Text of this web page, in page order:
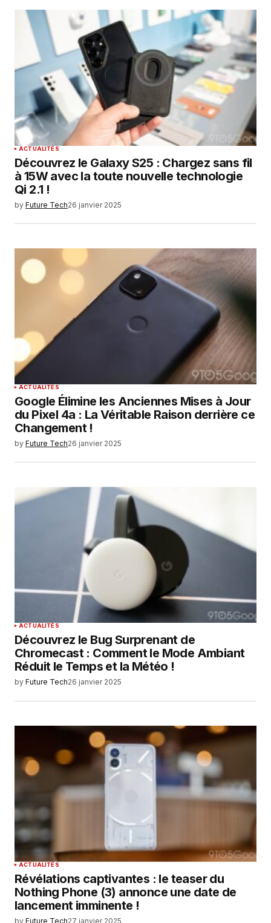
Your E-mail*
Enregistrer mon nom, mon e-mail et mon
site dans le navigateur pour mon prochain
commentaire.
SUBMIT COMMENT
ACTUALITÉS
Découvrez le Galaxy S25 : Chargez sans fil
à 15W avec la toute nouvelle technologie
Qi 2.1 !
by Future Tech26 janvier 2025
ACTUALITÉS
Google Élimine les Anciennes Mises à Jour
du Pixel 4a : La Véritable Raison derrière ce
Changement !
by Future Tech26 janvier 2025
ACTUALITÉS
Découvrez le Bug Surprenant de
Chromecast : Comment le Mode Ambiant
Réduit le Temps et la Météo !
by Future Tech26 janvier 2025
ACTUALITÉS
Révélations captivantes : le teaser du
Nothing Phone (3) annonce une date de
lancement imminente !
by Future Tech27 janvier 2025